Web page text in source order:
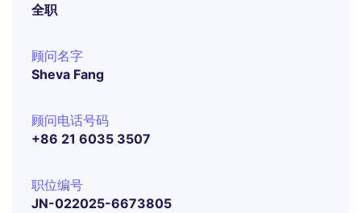
全职
顾问名字
Sheva Fang
顾问电话号码
+86 21 6035 3507
职位编号
JN-022025-6673805